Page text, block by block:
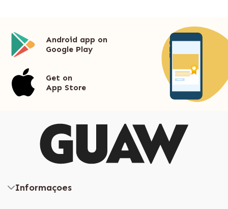
Android app on
Google Play
Get on
App Store
Informaçoes